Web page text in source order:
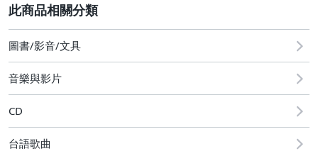
其它
圖書/影音/文具
音樂與影片
CD
台語歌曲